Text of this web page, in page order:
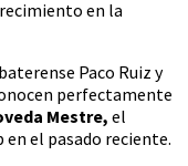
en la
Paco Ruiz y
perfectamente
Mestre,el
en el pasado reciente.